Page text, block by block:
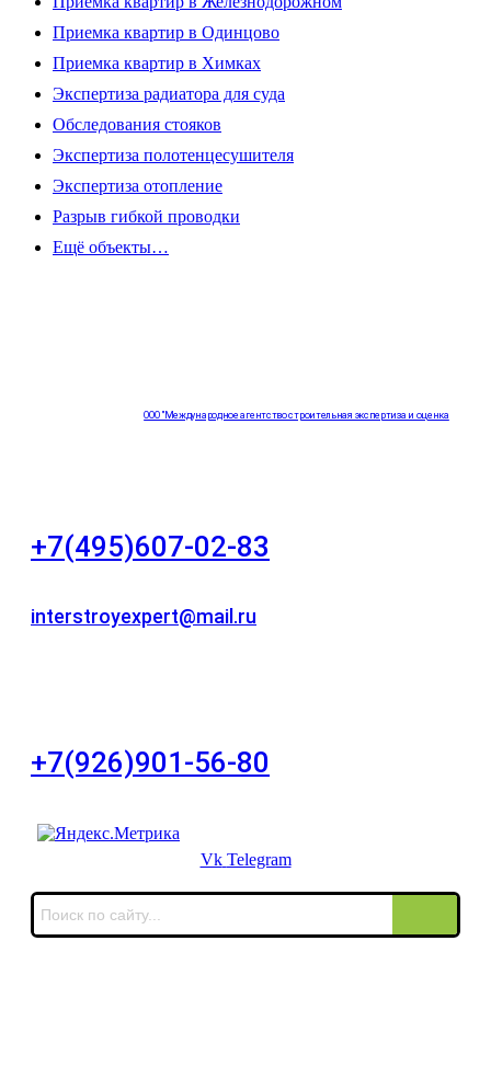
Приемка квартир в Одинцово
Приемка квартир в Химках
Экспертиза радиатора для суда
Обследования стояков
Экспертиза полотенцесушителя
Экспертиза отопление
Разрыв гибкой проводки
Ещё объекты…
ООО "Международное агентство строительная экспертиза и оценка
+7(495)607-02-83
interstroyexpert@mail.ru
+7(926)901-56-80
Vk Telegram